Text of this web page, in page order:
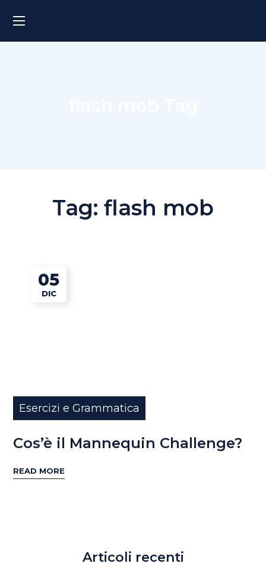
Tag: flash mob
05
DIC
Esercizi e Grammatica
Cos’è il Mannequin Challenge?
READ MORE
Articoli recenti